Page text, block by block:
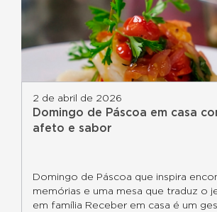
2 de abril de 2026
Domingo de Páscoa em casa
afeto e sabor
Domingo de Páscoa que inspira
memórias e uma mesa que traduz o
em família Receber em casa é um